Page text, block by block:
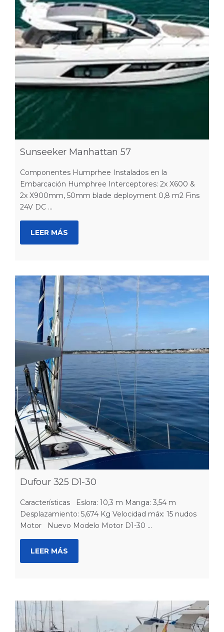
Sunseeker Manhattan 57
Componentes Humprhee Instalados en la
Embarcación Humphree Interceptores: 2x X600 &
2x X900mm, 50mm blade deployment 0,8 m2 Fins
24V DC ...
LEER MÁS
Dufour 325 D1-30
Características Eslora: 10,3 m Manga: 3,54 m
Desplazamiento: 5,674 Kg Velocidad máx: 15 nudos
Motor Nuevo Modelo Motor D1-30 ...
LEER MÁS